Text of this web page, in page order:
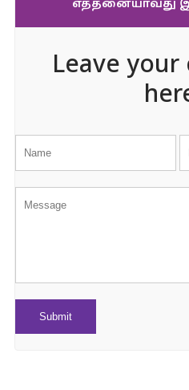
எத்தனையாவது
Leave